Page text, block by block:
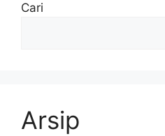
Cari
Arsip